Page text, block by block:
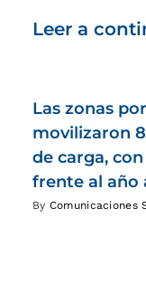
Leer a
Las zonas
movilizaron
de carga,
frente al año
By Comunicaciones